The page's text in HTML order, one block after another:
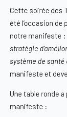
Cette soirée des
été l’occasion
notre manifeste :
stratégie
système de santé
manifeste et
Une table ronde
manifeste :